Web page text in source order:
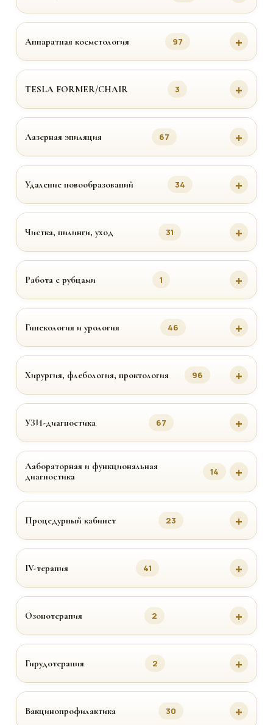
Аппаратная косметология 97
TESLA FORMER/CHAIR 3
Лазерная эпиляция 67
Удаление новообразований 34
Чистка, пилинги, уход 31
Работа с рубцами 1
Гинекология и урология 46
Хирургия, флебология, проктология 96
УЗИ-диагностика 67
Лабораторная и функциональная
диагностика
14
Процедурный кабинет 23
IV-терапия 41
Озонотерапия 2
Гирудотерапия 2
Вакцинопрофилактика 30